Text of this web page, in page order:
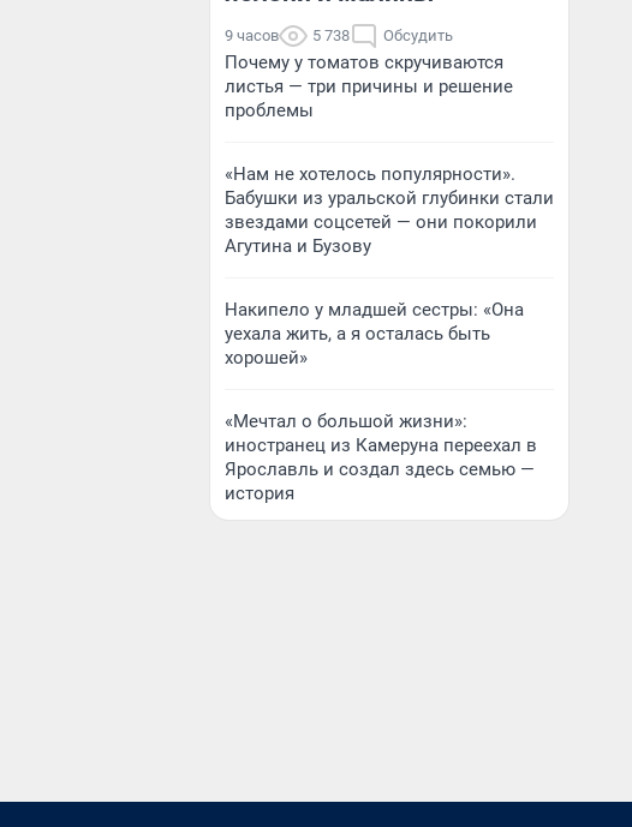
9 часов 5 738 Обсудить
Почему у томатов скручиваются
листья — три причины и решение
проблемы
«Нам не хотелось популярности».
Бабушки из уральской глубинки стали
звездами соцсетей — они покорили
Агутина и Бузову
Накипело у младшей сестры: «Она
уехала жить, а я осталась быть
хорошей»
«Мечтал о большой жизни»:
иностранец из Камеруна переехал в
Ярославль и создал здесь семью —
история